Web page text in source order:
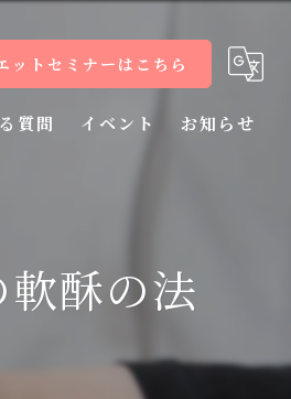
ットセミナーはこちら
質問 イベント お知らせ
酥の法